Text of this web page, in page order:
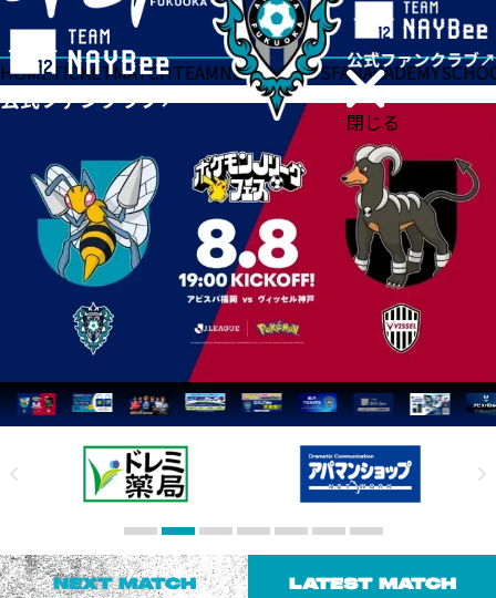
閉じる
HOMETICKETMATCHTEAMNEWSGOODSFANACADEMY
NEXT MATCH LATEST MATCH